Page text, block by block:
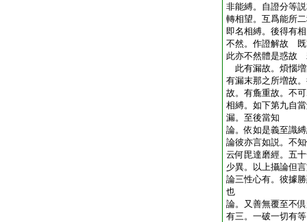
非能縛。自證分等
轉相望。互爲能所
即名相縛。後得有
不然。作證解故 既
此亦不然體是惑故
此有漏故。煩惱
有漏末那之所増故
故。有麁重故。不
相縛。如下第九自
漏。至後當知
論。依如是義至識
論彼亦言如説。不
云何毘達磨經。五
少異。以上攝論但
論三性心有。彼據
也
論。又善無覆至不
有三。一破一切有